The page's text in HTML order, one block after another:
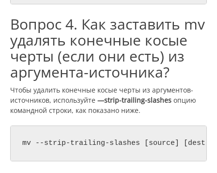
Вопрос 4. Как заставить mv
удалять конечные косые
черты (если они есть) из
аргумента-источника?
Чтобы удалить конечные косые черты из аргументов-
источников, используйте —strip-trailing-slashes опцию
командной строки, как показано ниже.
mv --strip-trailing-slashes [source] [dest]